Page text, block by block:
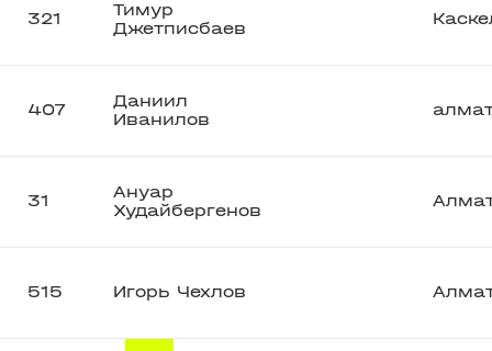
321
Тимур
Джетписбаев
407
Даниил
Иванилов
31
Ануар
Худайбергенов
515 Игорь Чехлов